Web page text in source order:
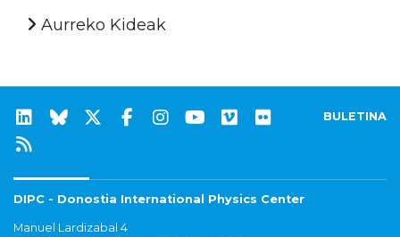
Aurreko Kideak
BULETINA
DIPC - Donostia International Physics Center
Manuel Lardizabal 4